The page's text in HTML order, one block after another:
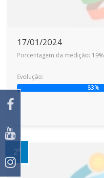
17/01/2024
Porcentagem da medição: 19%
Evolução:
83%
2º